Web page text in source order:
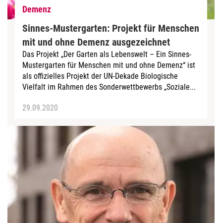
Demenz
Sinnes-Mustergarten: Projekt für Menschen
mit und ohne Demenz ausgezeichnet
Das Projekt „Der Garten als Lebenswelt – Ein Sinnes-
Mustergarten für Menschen mit und ohne Demenz“ ist
als offizielles Projekt der UN-Dekade Biologische
Vielfalt im Rahmen des Sonderwettbewerbs „Soziale...
29.09.2020